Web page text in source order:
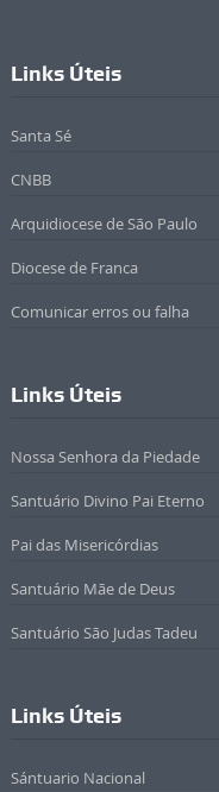
Links Úteis
Santa Sé
CNBB
Arquidiocese de São Paulo
Diocese de Franca
Comunicar erros ou falha
Links Úteis
Nossa Senhora da Piedade
Santuário Divino Pai Eterno
Pai das Misericórdias
Santuário Mãe de Deus
Santuário São Judas Tadeu
Links Úteis
Sántuario Nacional